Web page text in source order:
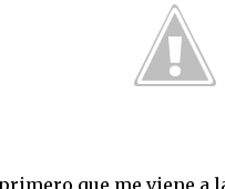
que me viene a